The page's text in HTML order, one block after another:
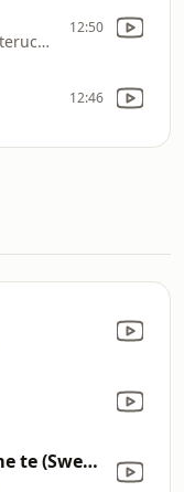
La cura (feat. Salvatore Cauteruccio)
12:50
12:46
Un angioletto come te (Sweetheart Like You)